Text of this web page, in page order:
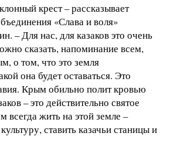
крест – рассказывает
«Слава и воля»
– Для нас, для казаков это очень
сказать, напоминание всем,
о том, что это земля
она будет оставаться. Это
Крым обильно полит кровью
– это действительно святое
жить на этой земле –
ставить казачьи станицы и